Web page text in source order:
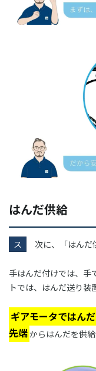
はんだ供給
ス 次に、「はんだ
手はんだ付けでは、手
トでは、はんだ送り装
ギアモータではん
先端からはんだを供給